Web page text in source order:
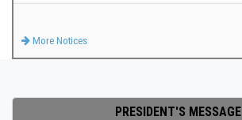
More Notices
PRESIDENT'S MESSAGE